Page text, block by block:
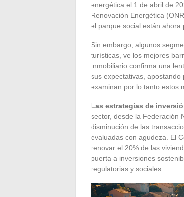
energética el 1 de abril de
Renovación Energética
el parque social están ahora
Sin embargo, algunos
turísticas, ve los mejores
Inmobiliario confirma una
sus expectativas, apostando
examinan por lo tanto estos
Las estrategias de
sector, desde la Federación
disminución de las
evaluadas con agudeza. El
renovar el 20% de las
puerta a inversiones
regulatorias y sociales.